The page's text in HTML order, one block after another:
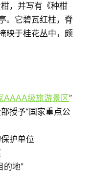
，并写有《种柑
。它碧瓦红柱，脊
映于桂花丛中，颇
AAAA级旅游景区”
授予“国家重点公
护单位
的地”